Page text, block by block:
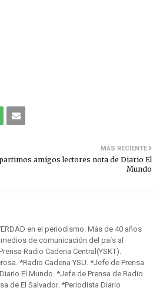
MÁS RECIENTE
amigos lectores nota de Diario El
Mundo
en el periodismo. Más de 40 años
de comunicación del país al
Radio Cadena Central(YSKT).
*Radio Cadena YSU. *Jefe de Prensa
El Mundo. *Jefe de Prensa de Radio
de El Salvador. *Periodista Diario